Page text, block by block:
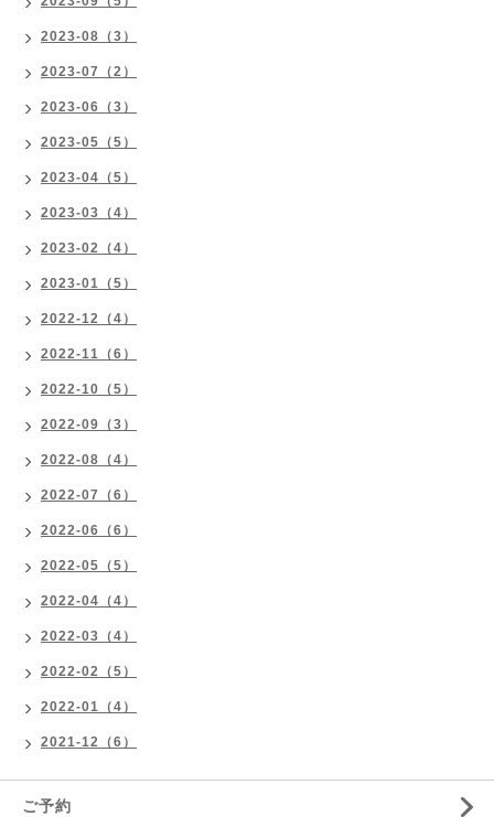
2023-08（3）
2023-07（2）
2023-06（3）
2023-05（5）
2023-04（5）
2023-03（4）
2023-02（4）
2023-01（5）
2022-12（4）
2022-11（6）
2022-10（5）
2022-09（3）
2022-08（4）
2022-07（6）
2022-06（6）
2022-05（5）
2022-04（4）
2022-03（4）
2022-02（5）
2022-01（4）
2021-12（6）
ご予約